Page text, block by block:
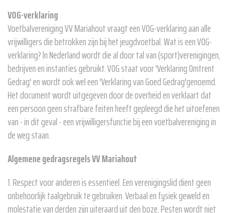
VOG-verklaring
Voetbalvereniging VV Mariahout vraagt een VOG-verklaring aan alle
vrijwilligers die betrokken zijn bij het jeugdvoetbal. Wat is een VOG-
verklaring? ln Nederland wordt die al door tal van (sport)verenigingen,
bedrijven en instanties gebruikt. VOG staat voor 'Verklaring Omtrent
Gedrag' en wordt ook wel een 'Verklaring van Goed Gedrag'genoemd.
Het document wordt uitgegeven door de overheid en verklaart dat
een persoon geen strafbare feiten heeft gepleegd die het uitoefenen
van - in dit geval - een vrijwilligersfunctie bij een voetbalvereniging in
de weg staan.
Algemene gedragsregels VV Mariahout
1. Respect voor anderen is essentieel. Een verenigingslid dient geen
onbehoorlijk taalgebruik te gebruiken. Verbaal en fysiek geweld en
molestatie van derden zijn uiteraard uit den boze. Pesten wordt niet